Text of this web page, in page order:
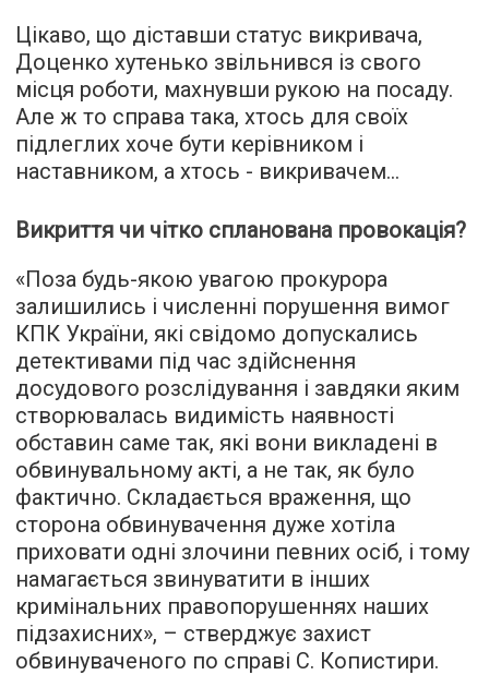
Цікаво, що діставши статус викривача,
Доценко хутенько звільнився із свого
місця роботи, махнувши рукою на посаду.
Але ж то справа така, хтось для своїх
підлеглих хоче бути керівником і
наставником, а хтось - викривачем…
Викриття чи чітко спланована провокація?
«Поза будь-якою увагою прокурора
залишились і численні порушення вимог
КПК України, які свідомо допускались
детективами під час здійснення
досудового розслідування і завдяки яким
створювалась видимість наявності
обставин саме так, які вони викладені в
обвинувальному акті, а не так, як було
фактично. Складається враження, що
сторона обвинувачення дуже хотіла
приховати одні злочини певних осіб, і тому
намагається звинуватити в інших
кримінальних правопорушеннях наших
підзахисних», – стверджує захист
обвинуваченого по справі С. Копистири.